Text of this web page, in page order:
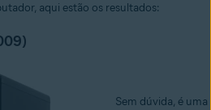
aqui estão os resultados:
Sem dúvida, é uma